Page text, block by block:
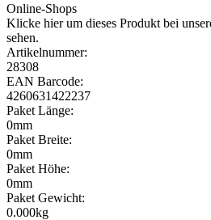
Online-Shops
Klicke hier um dieses Produkt bei
sehen.
Artikelnummer:
28308
EAN Barcode:
4260631422237
Paket Länge:
0mm
Paket Breite:
0mm
Paket Höhe:
0mm
Paket Gewicht:
0.000kg